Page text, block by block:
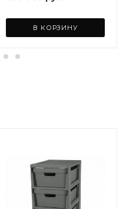
термокрышка.
В КОРЗИНУ